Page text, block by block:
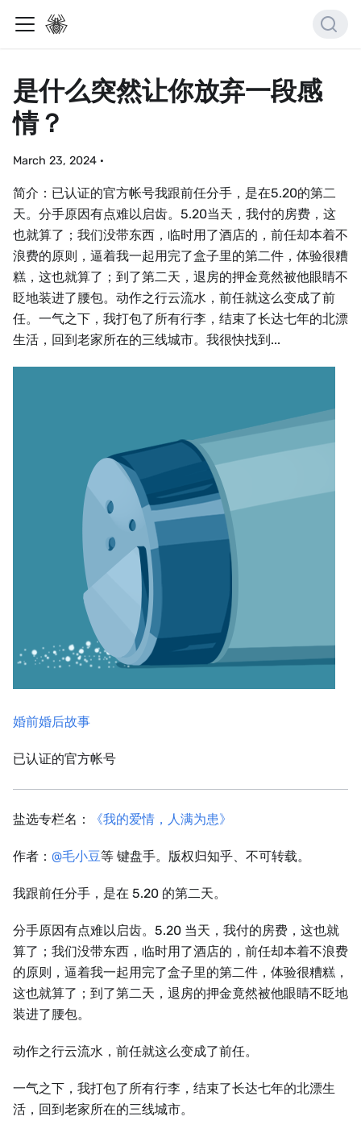
是什么突然让你放弃一段感
情？
March 23, 2024 ·
简介：已认证的官方帐号我跟前任分手，是在5.20的第二
天。分手原因有点难以启齿。5.20当天，我付的房费，这
也就算了；我们没带东西，临时用了酒店的，前任却本着不
浪费的原则，逼着我一起用完了盒子里的第二件，体验很糟
糕，这也就算了；到了第二天，退房的押金竟然被他眼睛不
眨地装进了腰包。动作之行云流水，前任就这么变成了前
任。一气之下，我打包了所有行李，结束了长达七年的北漂
生活，回到老家所在的三线城市。我很快找到...
婚前婚后故事
已认证的官方帐号
盐选专栏名： 《我的爱情，人满为患》
作者： @毛小豆等 键盘手。版权归知乎、不可转载。
我跟前任分手，是在 5.20 的第二天。
分手原因有点难以启齿。5.20 当天，我付的房费，这也就
算了；我们没带东西，临时用了酒店的，前任却本着不浪费
的原则，逼着我一起用完了盒子里的第二件，体验很糟糕，
这也就算了；到了第二天，退房的押金竟然被他眼睛不眨地
装进了腰包。
动作之行云流水，前任就这么变成了前任。
一气之下，我打包了所有行李，结束了长达七年的北漂生
活，回到老家所在的三线城市。